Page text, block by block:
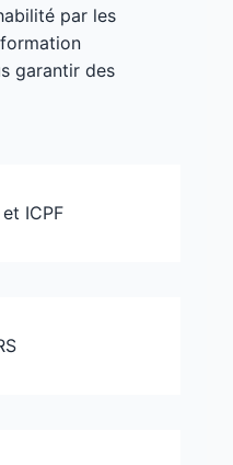
par les
garantir des